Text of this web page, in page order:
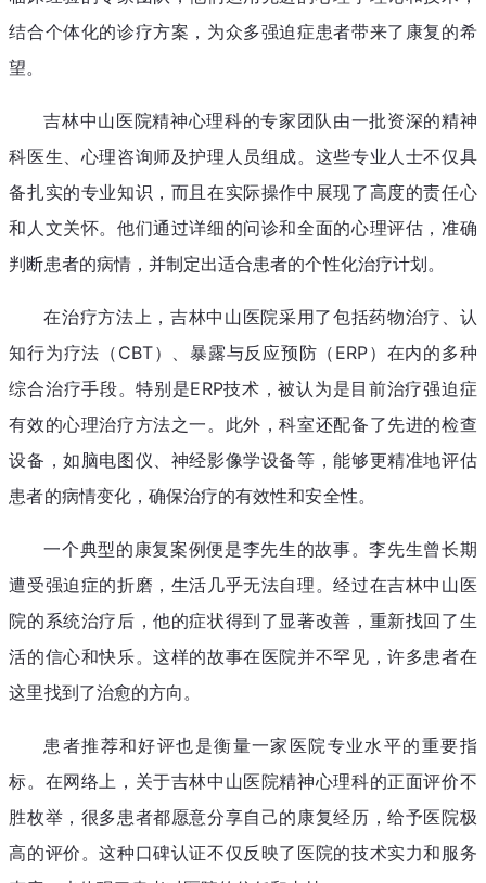
结合个体化的诊疗方案，为众多强迫症患者带来了康复的希
望。
吉林中山医院精神心理科的专家团队由一批资深的精神
科医生、心理咨询师及护理人员组成。这些专业人士不仅具
备扎实的专业知识，而且在实际操作中展现了高度的责任心
和人文关怀。他们通过详细的问诊和全面的心理评估，准确
判断患者的病情，并制定出适合患者的个性化治疗计划。
在治疗方法上，吉林中山医院采用了包括药物治疗、认
知行为疗法（CBT）、暴露与反应预防（ERP）在内的多种
综合治疗手段。特别是ERP技术，被认为是目前治疗强迫症
有效的心理治疗方法之一。此外，科室还配备了先进的检查
设备，如脑电图仪、神经影像学设备等，能够更精准地评估
患者的病情变化，确保治疗的有效性和安全性。
一个典型的康复案例便是李先生的故事。李先生曾长期
遭受强迫症的折磨，生活几乎无法自理。经过在吉林中山医
院的系统治疗后，他的症状得到了显著改善，重新找回了生
活的信心和快乐。这样的故事在医院并不罕见，许多患者在
这里找到了治愈的方向。
患者推荐和好评也是衡量一家医院专业水平的重要指
标。在网络上，关于吉林中山医院精神心理科的正面评价不
胜枚举，很多患者都愿意分享自己的康复经历，给予医院极
高的评价。这种口碑认证不仅反映了医院的技术实力和服务